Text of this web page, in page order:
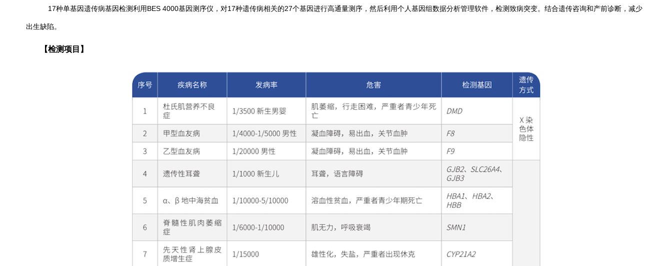
17种单基因遗传病基因检测利用BES 4000基因测序仪，对17种遗传病相关的27个基因进行高通量测序，然后利用个人基因组数据分析管理软件，检测致病突变。结合遗传咨询和产前诊断，减少
出生缺陷。
【检测项目】